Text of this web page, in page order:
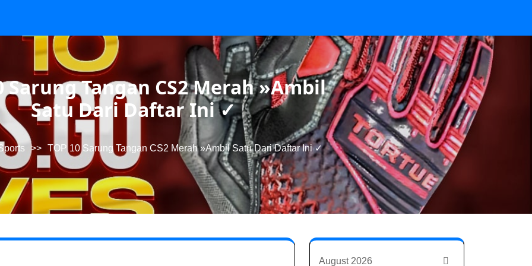
Sarung Tangan CS2 Merah »Ambil
Satu Dari Daftar Ini ✓
>> TOP 10 Sarung Tangan CS2 Merah »Ambil Satu Dari Daftar Ini ✓
August 2026